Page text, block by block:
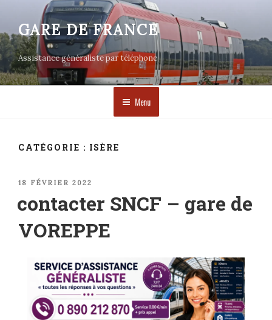
contenu
principal
GARE DE FRANCE
Assistance généraliste par téléphone
Menu
CATÉGORIE : ISÈRE
PUBLIÉ
18 FÉVRIER 2022
contacter SNCF – gare de
VOREPPE